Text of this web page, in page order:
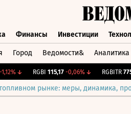
Финансы Инвестиции
Город Ведомости& Аналитика
↓ RGBI 115,17 -0,06%↓ RGBITR
рынке: меры, динамика,